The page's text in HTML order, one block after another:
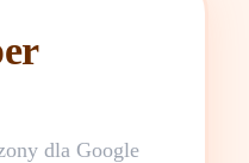
dla Google